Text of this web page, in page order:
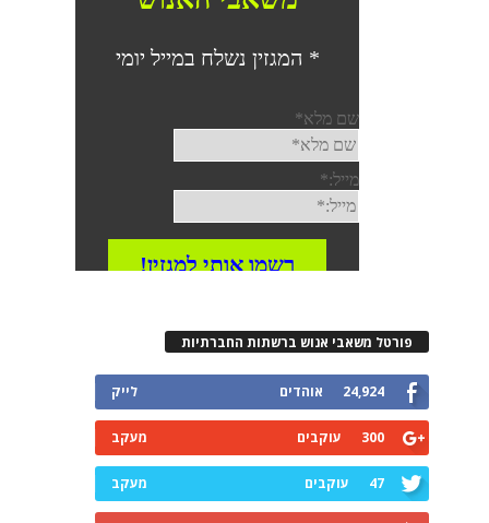
פורטל משאבי אנוש ברשתות החברתיות
24,924 אוהדים לייק
300 עוקבים מעקב
47 עוקבים מעקב